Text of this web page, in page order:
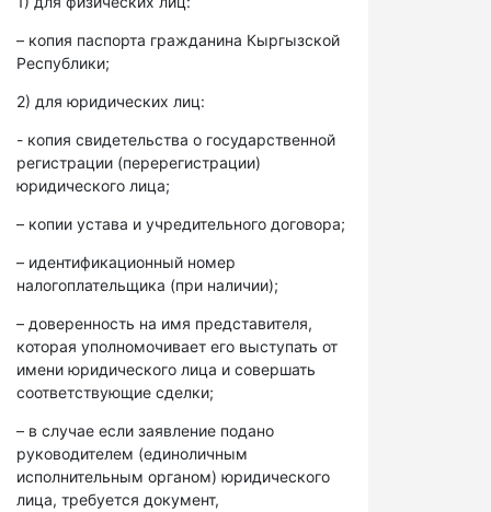
– копия паспорта гражданина Кыргызской
Республики;
2) для юридических лиц:
- копия свидетельства о государственной
регистрации (перерегистрации)
юридического лица;
– копии устава и учредительного договора;
– идентификационный номер
налогоплательщика (при наличии);
– доверенность на имя представителя,
которая уполномочивает его выступать от
имени юридического лица и совершать
соответствующие сделки;
– в случае если заявление подано
руководителем (единоличным
исполнительным органом) юридического
лица, требуется документ,